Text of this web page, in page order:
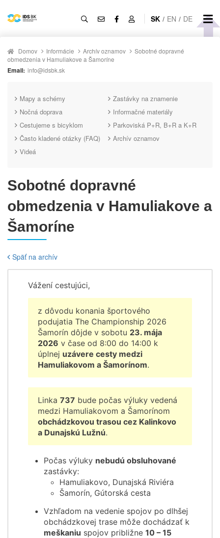
SK / EN / DE
Domov Informácie Archív oznamov
Sobotné dopravné
obmedzenia v Hamuliakove a Šamoríne
Email: info@idsbk.sk
Mapy a schémy
Zastávky na znamenie
Nočná doprava
Informačné materiály
Cestujeme s bicyklom
Parkoviská P+R, B+R a K+R
Často kladené otázky (FAQ)
Archív oznamov
Videá
Sobotné dopravné
obmedzenia v Hamuliakove a
Šamoríne
Späť na archív
Vážení cestujúci,
z dôvodu konania športového
podujatia The Championship 2026
Šamorín dôjde v sobotu 23. mája
2026 v čase od 8:00 do 14:00 k
úplnej uzávere cesty medzi
Hamuliakovom a Šamorínom.
Linka 737 bude počas výluky vedená
medzi Hamuliakovom a Šamorínom
obchádzkovou trasou cez Kalinkovo
a Dunajskú Lužnú.
Počas výluky nebudú obsluhované
zastávky:
Hamuliakovo, Dunajská Riviéra
Šamorín, Gútorská cesta
Vzhľadom na vedenie spojov po dlhšej
obchádzkovej trase môže dochádzať k
meškaniu spojov približne 10 – 15